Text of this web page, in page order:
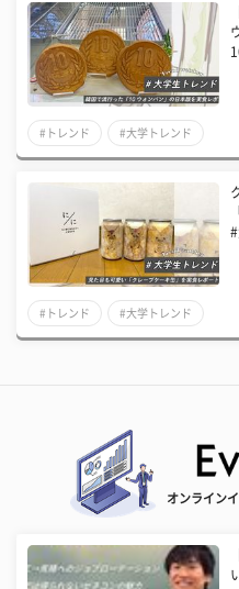
#トレンド #大学トレンド
#トレンド #大学トレンド
オンライン